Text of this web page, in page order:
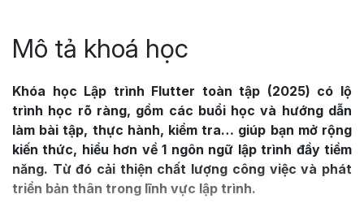
Mô tả khoá học
Khóa học Lập trình Flutter toàn tập (2025) có lộ
trình học rõ ràng, gồm các buổi học và hướng dẫn
làm bài tập, thực hành, kiểm tra… giúp bạn mở rộng
kiến thức, hiểu hơn về 1 ngôn ngữ lập trình đầy tiềm
năng. Từ đó cải thiện chất lượng công việc và phát
triển bản thân trong lĩnh vực lập trình.